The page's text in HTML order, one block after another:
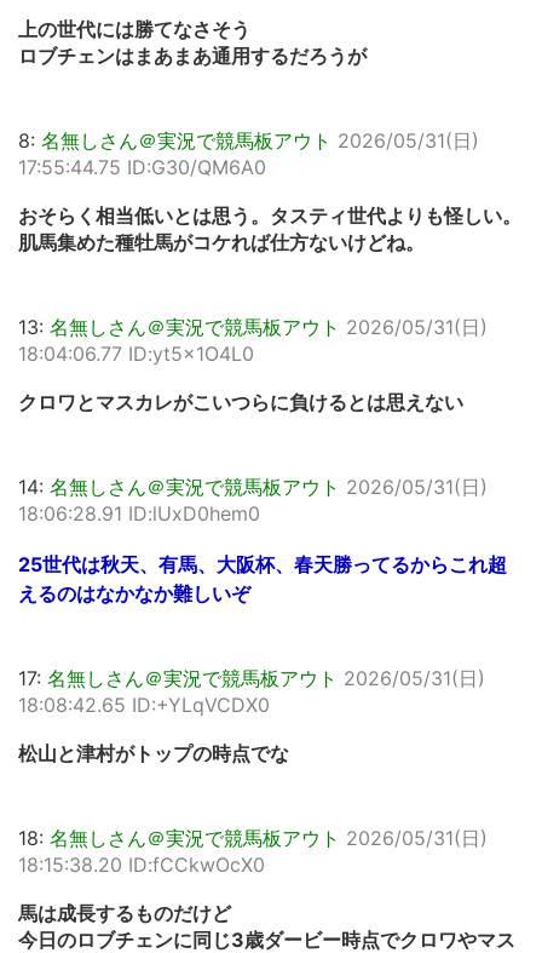
上の世代には勝てなさそう
ロブチェンはまあまあ通用するだろうが
8: 名無しさん＠実況で競馬板アウト 2026/05/31(日)
17:55:44.75 ID:G30/QM6A0
おそらく相当低いとは思う。タスティ世代よりも怪しい。
肌馬集めた種牡馬がコケれば仕方ないけどね。
13: 名無しさん＠実況で競馬板アウト 2026/05/31(日)
18:04:06.77 ID:yt5x1O4L0
クロワとマスカレがこいつらに負けるとは思えない
14: 名無しさん＠実況で競馬板アウト 2026/05/31(日)
18:06:28.91 ID:lUxD0hem0
25世代は秋天、有馬、大阪杯、春天勝ってるからこれ超
えるのはなかなか難しいぞ
17: 名無しさん＠実況で競馬板アウト 2026/05/31(日)
18:08:42.65 ID:+YLqVCDX0
松山と津村がトップの時点でな
18: 名無しさん＠実況で競馬板アウト 2026/05/31(日)
18:15:38.20 ID:fCCkwOcX0
馬は成長するものだけど
今日のロブチェンに同じ3歳ダービー時点でクロワやマス